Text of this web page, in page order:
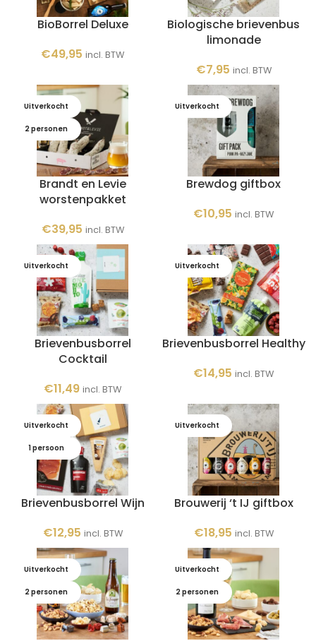
BioBorrel Deluxe
€49,95 incl. BTW
Biologische brievenbus
limonade
€7,95 incl. BTW
Uitverkocht
2 personen
Brandt en Levie
worstenpakket
€39,95 incl. BTW
Uitverkocht
Brewdog giftbox
€10,95 incl. BTW
Uitverkocht
Brievenbusborrel
Cocktail
€11,49 incl. BTW
Uitverkocht
Brievenbusborrel Healthy
€14,95 incl. BTW
Uitverkocht
1 persoon
Brievenbusborrel Wijn
€12,95 incl. BTW
Uitverkocht
Brouwerij ‘t IJ giftbox
€18,95 incl. BTW
Uitverkocht
2 personen
Uitverkocht
2 personen